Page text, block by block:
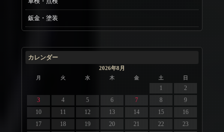
鈑金・塗装
カレンダー
2026年8月
月 火 水 木 金 土 日
1
2
3
4 5 6 7 8
9
10
11 12 13 14 15
16
17
18 19 20 21 22
23